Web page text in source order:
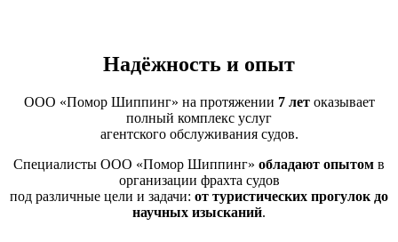
Надёжность и опыт
ООО «Помор Шиппинг» на протяжении 7 летоказывает
полный комплекс услуг
агентского обслуживания судов.
Специалисты ООО «Помор Шиппинг» обладают опытом в
организации фрахта судов
под различные цели и задачи: от туристических прогулок до
научных изысканий.